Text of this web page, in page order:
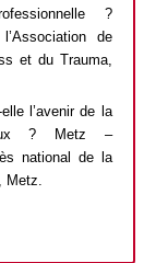
?
de
et du Trauma,
l’avenir de la
?
Metz –
national de la
Metz.